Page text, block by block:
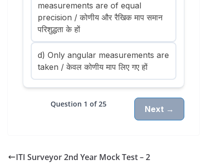
measurements are of equal
precision / कोणीय और रैखिक माप समान
परिशुद्धता के हों
d) Only angular measurements are
taken / केवल कोणीय माप लिए गए हों
Question 1 of 25
Next →
ITI Surveyor 2nd Year Mock Test – 2